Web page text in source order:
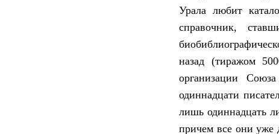
Урала любит
справочник,
назад (тиражом
организации
одиннадцати
лишь одиннадцать
причем все они уже